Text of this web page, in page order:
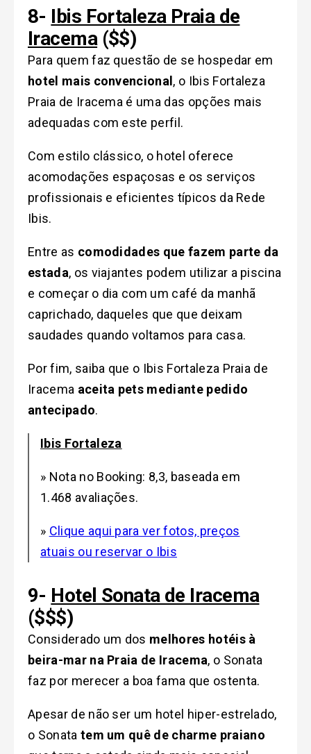
8- Ibis Fortaleza Praia de
Iracema($$)
Para quem faz questão de se hospedar em
hotel mais convencional, o Ibis Fortaleza
Praia de Iracema é uma das opções mais
adequadas com este perfil.
Com estilo clássico, o hotel oferece
acomodações espaçosas e os serviços
profissionais e eficientes típicos da Rede
Ibis.
Entre as comodidades que fazem parte da
estada, os viajantes podem utilizar a piscina
e começar o dia com um café da manhã
caprichado, daqueles que que deixam
saudades quando voltamos para casa.
Por fim, saiba que o Ibis Fortaleza Praia de
Iracema aceita pets mediante pedido
antecipado.
Ibis Fortaleza
» Nota no Booking: 8,3, baseada em
1.468 avaliações.
» Clique aqui para ver fotos, preços
atuais ou reservar o Ibis
9- Hotel Sonata de Iracema
($$$)
Considerado um dos melhores hotéis à
beira-mar na Praia de Iracema, o Sonata
faz por merecer a boa fama que ostenta.
Apesar de não ser um hotel hiper-estrelado,
o Sonata tem um quê de charme praiano